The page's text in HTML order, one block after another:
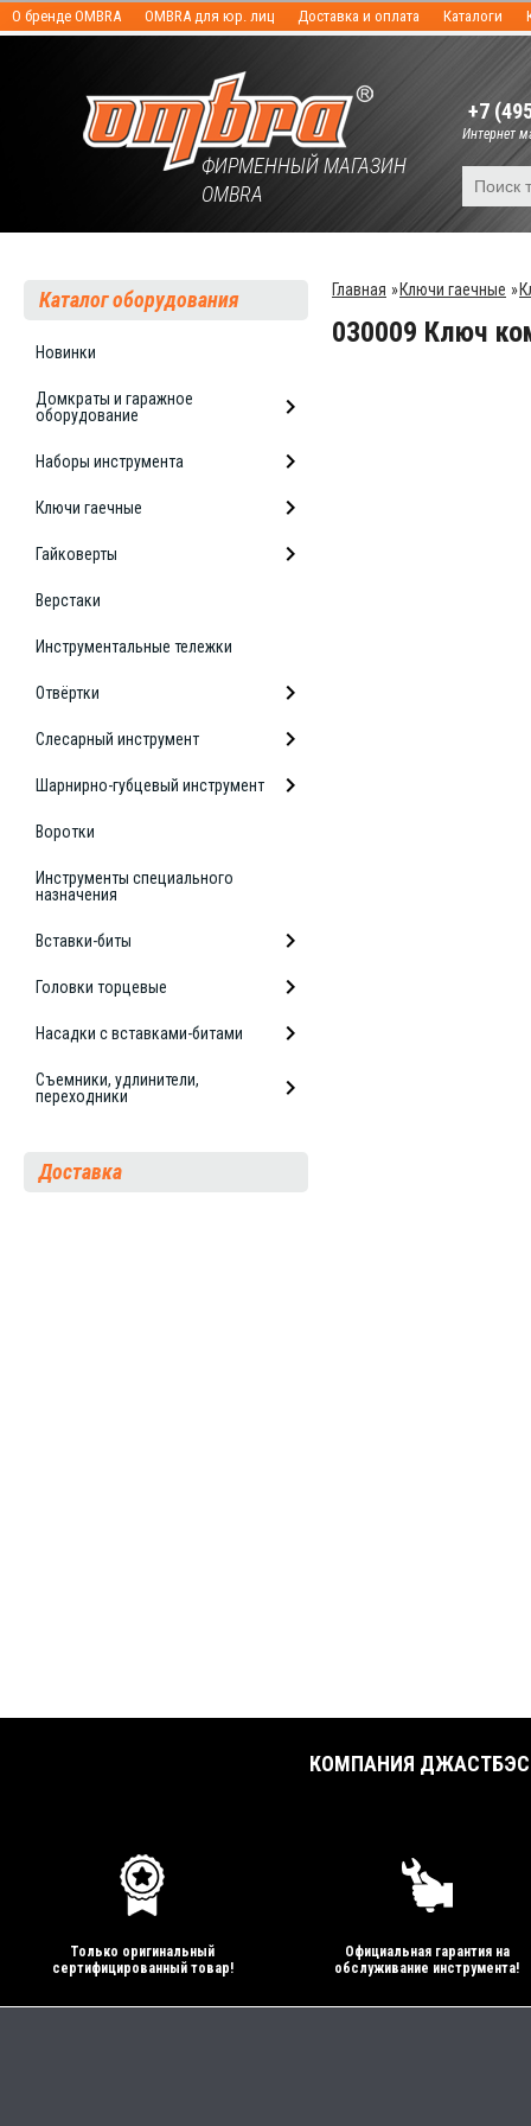
О бренде OMBRA OMBRA для юр. лиц Доставка и оплата Каталоги
ФИРМЕННЫЙ МАГАЗИН
OMBRA
+7
Интернет
Каталог оборудования
Новинки
Домкраты и гаражное
оборудование
Наборы инструмента
Ключи гаечные
Гайковерты
Верстаки
Инструментальные тележки
Отвёртки
Слесарный инструмент
Шарнирно-губцевый инструмент
Воротки
Инструменты специального
назначения
Вставки-биты
Головки торцевые
Насадки с вставками-битами
Съемники, удлинители,
переходники
Доставка
Главная »Ключи гаечные »
030009 Ключ
КОМПАНИЯ
Только оригинальный
сертифицированный товар!
Официальная гарантия на
обслуживание инструмента!